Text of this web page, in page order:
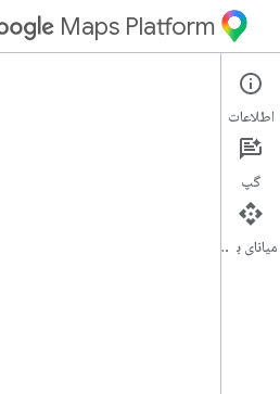
Maps Platform
Environment
راهنما
اطلاعات
گپ
میانای برنامه‌سازی کاربردی